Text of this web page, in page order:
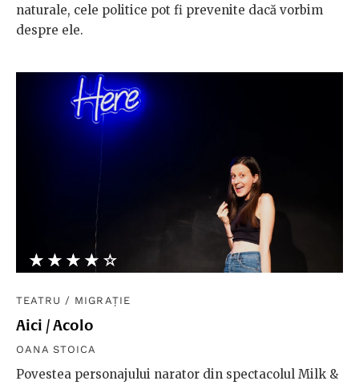
naturale, cele politice pot fi prevenite dacă vorbim
despre ele.
★★★★★
☆☆☆☆☆
TEATRU / MIGRAȚIE
Aici / Acolo
OANA STOICA
Povestea personajului narator din spectacolul Milk &